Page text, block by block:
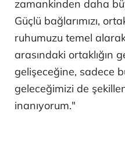
zamankinden daha
Güçlü bağlarımızı,
ruhumuzu temel
arasındaki ortaklığın
gelişeceğine, sadece
geleceğimizi de
inanıyorum."